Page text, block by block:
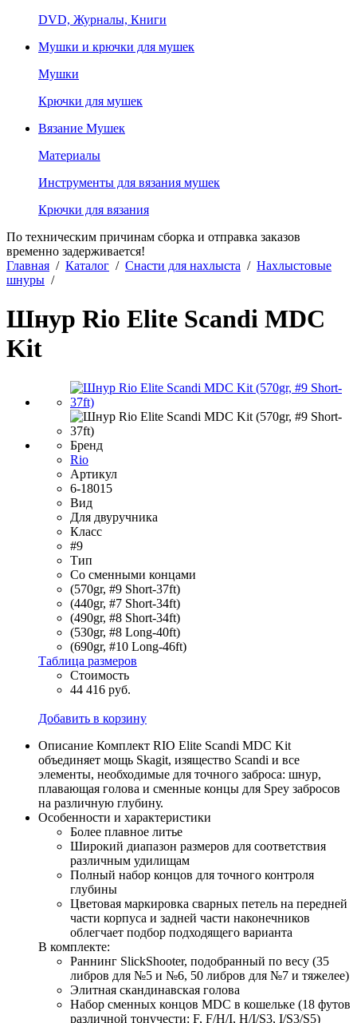
DVD, Журналы, Книги
Мушки и крючки для мушек
Мушки
Крючки для мушек
Вязание Мушек
Материалы
Инструменты для вязания мушек
Крючки для вязания
По техническим причинам сборка и отправка заказов
временно задерживается!
Главная / Каталог / Снасти для нахлыста / Нахлыстовые
шнуры /
Шнур Rio Elite Scandi MDC
Kit
Бренд
Rio
Артикул
6-18015
Вид
Для двуручника
Класс
#9
Тип
Со сменными концами
(570gr, #9 Short-37ft)
(440gr, #7 Short-34ft)
(490gr, #8 Short-34ft)
(530gr, #8 Long-40ft)
(690gr, #10 Long-46ft)
Таблица размеров
Стоимость
44 416 руб.
Добавить в корзину
Описание Комплект RIO Elite Scandi MDC Kit
объединяет мощь Skagit, изящество Scandi и все
элементы, необходимые для точного заброса: шнур,
плавающая голова и сменные концы для Spey забросов
на различную глубину.
Особенности и характеристики
Более плавное литье
Широкий диапазон размеров для соответствия
различным удилищам
Полный набор концов для точного контроля
глубины
Цветовая маркировка сварных петель на передней
части корпуса и задней части наконечников
облегчает подбор подходящего варианта
В комплекте:
Раннинг SlickShooter, подобранный по весу (35
либров для №5 и №6, 50 либров для №7 и тяжелее)
Элитная скандинавская голова
Набор сменных концов MDC в кошельке (18 футов
различной тонучести: F, F/H/I, H/I/S3, I/S3/S5)